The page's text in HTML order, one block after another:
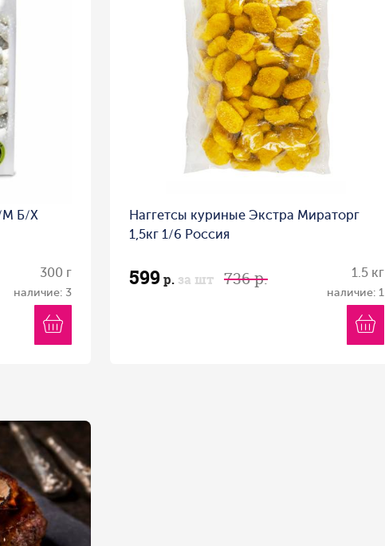
М Б/Х
300 г
наличие: 3
Наггетсы куриные Экстра Мираторг
1,5кг 1/6 Россия
599р. за шт 736 р. 1.5 кг
наличие: 1